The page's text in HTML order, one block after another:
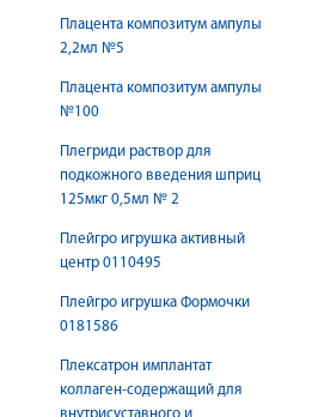
Плацента композитум ампулы
2,2мл №5
Плацента композитум ампулы
№100
Плегриди раствор для
подкожного введения шприц
125мкг 0,5мл № 2
Плейгро игрушка активный
центр 0110495
Плейгро игрушка Формочки
0181586
Плексатрон имплантат
коллаген-содержащий для